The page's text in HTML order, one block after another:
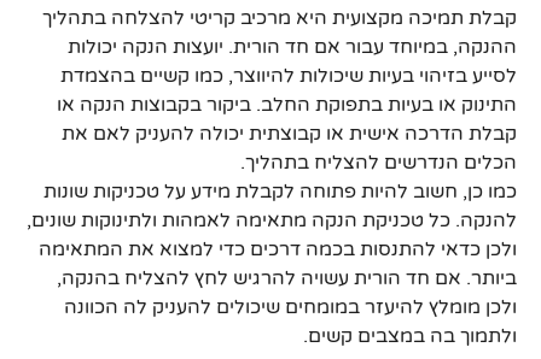
קבלת תמיכה מקצועית היא מרכיב קריטי להצלחה בתהליך
ההנקה, במיוחד עבור אם חד הורית. יועצות הנקה יכולות
לסייע בזיהוי בעיות שיכולות להיווצר, כמו קשיים בהצמדת
התינוק או בעיות בתפוקת החלב. ביקור בקבוצות הנקה או
קבלת הדרכה אישית או קבוצתית יכולה להעניק לאם את
הכלים הנדרשים להצליח בתהליך.
כמו כן, חשוב להיות פתוחה לקבלת מידע על טכניקות שונות
להנקה. כל טכניקת הנקה מתאימה לאמהות ולתינוקות שונים,
ולכן כדאי להתנסות בכמה דרכים כדי למצוא את המתאימה
ביותר. אם חד הורית עשויה להרגיש לחץ להצליח בהנקה,
ולכן מומלץ להיעזר במומחים שיכולים להעניק לה הכוונה
ולתמוך בה במצבים קשים.